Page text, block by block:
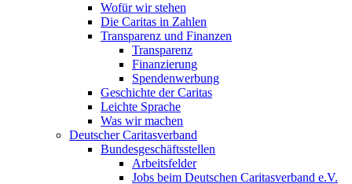
Wofür wir stehen
Die Caritas in Zahlen
Transparenz und Finanzen
Transparenz
Finanzierung
Spendenwerbung
Geschichte der Caritas
Leichte Sprache
Was wir machen
Deutscher Caritasverband
Bundesgeschäftsstellen
Arbeitsfelder
Jobs beim Deutschen Caritasverband e.V.